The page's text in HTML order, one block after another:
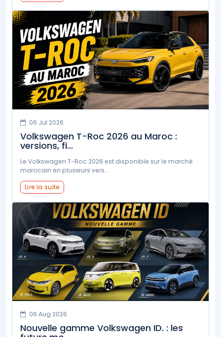
06 Jul 2026
Volkswagen T-Roc 2026 au Maroc :
versions, fi...
Le Volkswagen T-Roc 2026 est disponible sur le marché
marocain en plusieurs vers...
Lire la suite
06 Aug 2026
Nouvelle gamme Volkswagen ID. : les